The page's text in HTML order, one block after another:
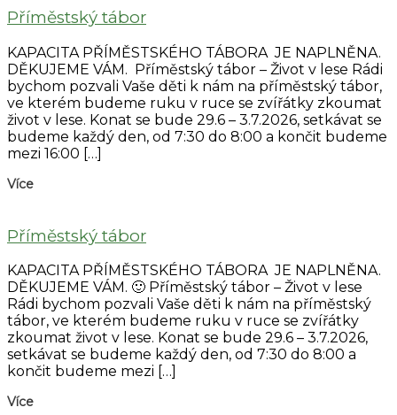
Příměstský tábor
KAPACITA PŘÍMĚSTSKÉHO TÁBORA JE NAPLNĚNA.
DĚKUJEME VÁM. Příměstský tábor – Život v lese Rádi
bychom pozvali Vaše děti k nám na příměstský tábor,
ve kterém budeme ruku v ruce se zvířátky zkoumat
život v lese. Konat se bude 29.6 – 3.7.2026, setkávat se
budeme každý den, od 7:30 do 8:00 a končit budeme
mezi 16:00 […]
Více
Příměstský tábor
KAPACITA PŘÍMĚSTSKÉHO TÁBORA JE NAPLNĚNA.
DĚKUJEME VÁM. 🙂 Příměstský tábor – Život v lese
Rádi bychom pozvali Vaše děti k nám na příměstský
tábor, ve kterém budeme ruku v ruce se zvířátky
zkoumat život v lese. Konat se bude 29.6 – 3.7.2026,
setkávat se budeme každý den, od 7:30 do 8:00 a
končit budeme mezi […]
Více